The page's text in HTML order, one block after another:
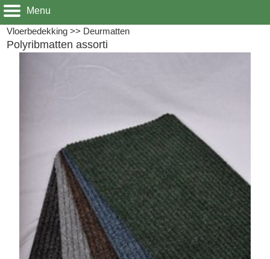
Menu
Vloerbedekking >> Deurmatten
Polyribmatten assorti